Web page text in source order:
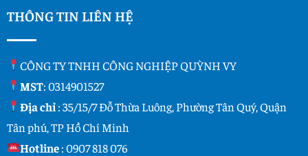
THÔNG TIN LIÊN HỆ
CÔNG TY TNHH CÔNG NGHIỆP QUỲNH VY
MST: 0314901527
Địa chỉ: 35/15/7 Đỗ Thừa Luông, Phường Tân Quý, Quận
Tân phú, TP Hồ Chí Minh
Hotline:0907 818 076